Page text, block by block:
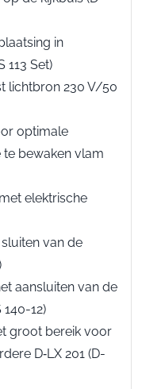
in
113 Set)
lichtbron 230 V/50
optimale
te bewaken vlam
elektrische
van de
aansluiten van de
12)
groot bereik voor
D‑LX 201 (D-